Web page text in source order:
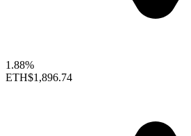
1.88%
ETH$1,896.74